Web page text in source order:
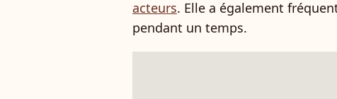
acteurs. Elle a également
pendant un temps.